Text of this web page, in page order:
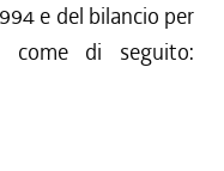
e del bilancio per
di seguito: